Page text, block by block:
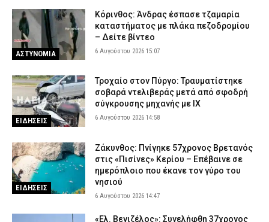
ΑΣΤΥΝΟΜΙΑ
Κόρινθος: Άνδρας έσπασε τζαμαρία
καταστήματος με πλάκα πεζοδρομίου
– Δείτε βίντεο
6 Αυγούστου 2026 15:07
ΕΙΔΗΣΕΙΣ
Τροχαίο στον Πύργο: Τραυματίστηκε
σοβαρά ντελιβεράς μετά από σφοδρή
σύγκρουσης μηχανής με ΙΧ
6 Αυγούστου 2026 14:58
ΕΙΔΗΣΕΙΣ
Ζάκυνθος: Πνίγηκε 57χρονος Βρετανός
στις «Πισίνες» Κερίου – Επέβαινε σε
ημερόπλοιο που έκανε τον γύρο του
νησιού
6 Αυγούστου 2026 14:47
«Ελ. Βενιζέλος»: Συνελήφθη 37χρονος